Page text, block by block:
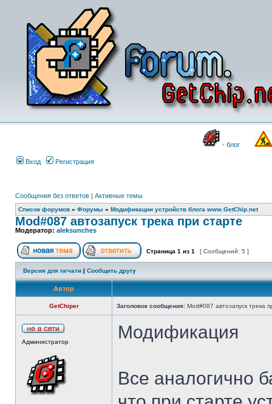
- блог
Вход Регистрация
Сообщения без ответов | Активные темы
Список форумов » Форумы » Модификации устройств блога www.GetChip.net
Mod#087 автозапуск трека при старте
Модератор: aleksunches
Страница 1 из 1 [ Сообщений: 5 ]
Версия для печати | Сообщить другу
Автор
GetChiper Заголовок сообщения: Mod#087 автозапуск трека
Администратор Модификация
Все аналогично